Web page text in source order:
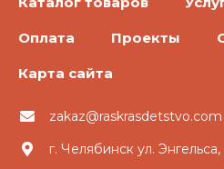
Оплата Проекты
Карта сайта
zakaz@raskrasdetstvo.com
г. Челябинск ул.